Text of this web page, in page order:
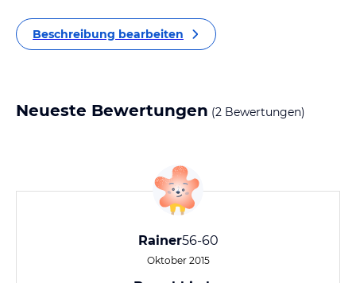
Beschreibung bearbeiten
Neueste Bewertungen (2 Bewertungen)
Rainer56-60
Oktober 2015